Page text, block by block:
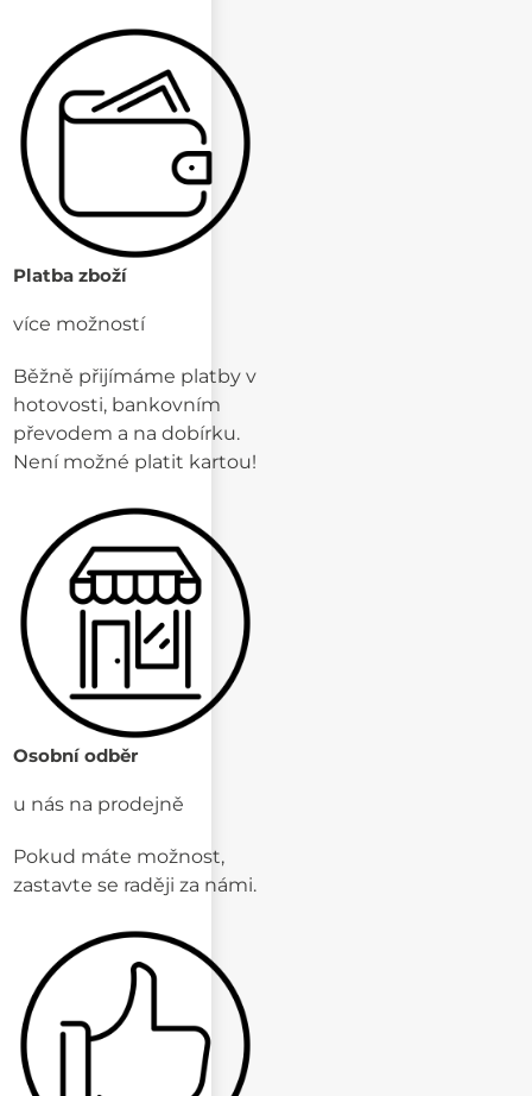
Platba zboží
více možností
Běžně přijímáme platby v
hotovosti, bankovním
převodem a na dobírku.
Není možné platit kartou!
Osobní odběr
u nás na prodejně
Pokud máte možnost,
zastavte se raději za námi.